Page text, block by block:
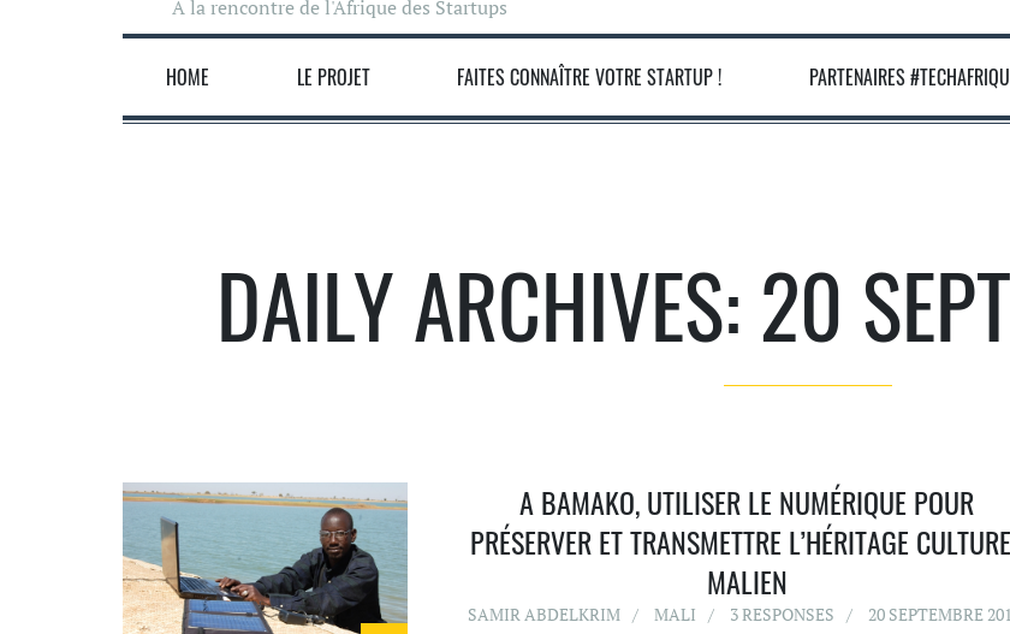
A la rencontre de l'Afrique des Startups
HOME LE PROJET FAITES CONNAÎTRE VOTRE STARTUP ! PARTENAIRES
DAILY ARCHIVES: 20
A BAMAKO, UTILISER LE NUMÉRIQUE POUR
PRÉSERVER ET TRANSMETTRE L’HÉRITAGE
MALIEN
SAMIR ABDELKRIM MALI 3 RESPONSES 20 SEPTEMBRE